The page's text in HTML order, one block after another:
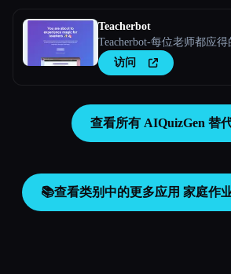
Teacherbot
Teacherbot-每位老师都应
访问
查看所有 AIQuizGen 替
📚查看类别中的更多应用 家庭作